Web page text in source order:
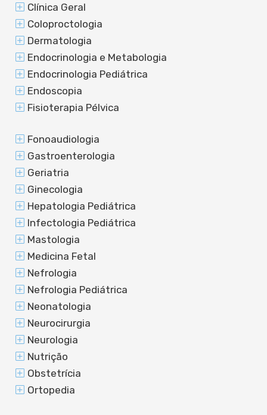
Clínica Geral
Coloproctologia
Dermatologia
Endocrinologia e Metabologia
Endocrinologia Pediátrica
Endoscopia
Fisioterapia Pélvica
Fonoaudiologia
Gastroenterologia
Geriatria
Ginecologia
Hepatologia Pediátrica
Infectologia Pediátrica
Mastologia
Medicina Fetal
Nefrologia
Nefrologia Pediátrica
Neonatologia
Neurocirurgia
Neurologia
Nutrição
Obstetrícia
Ortopedia